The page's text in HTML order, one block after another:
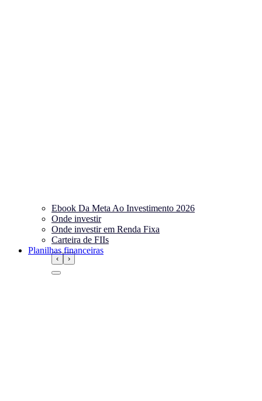
‹ ›
Ebook Da Meta Ao Investimento 2026
Onde investir
Onde investir em Renda Fixa
Carteira de FIIs
Planilhas financeiras